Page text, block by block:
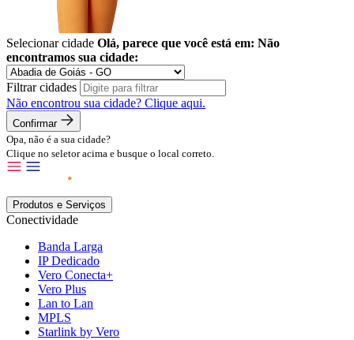
Selecionar cidade Olá, parece que você está em: Não
encontramos sua cidade:
Filtrar cidades
Não encontrou sua cidade? Clique aqui.
Confirmar
Opa, não é a sua cidade?
Clique no seletor acima e busque o local correto.
Produtos e Serviços
Conectividade
Banda Larga
IP Dedicado
Vero Conecta+
Vero Plus
Lan to Lan
MPLS
Starlink by Vero